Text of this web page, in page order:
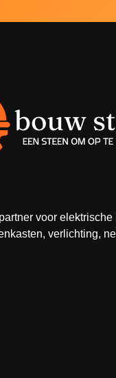
voor elektrische
verlichting,